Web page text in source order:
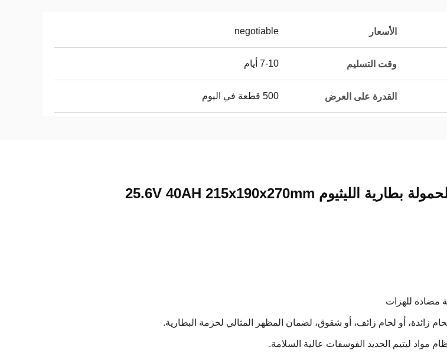
الأسعار negotiable
وقت التسليم 7-10 أيام
القدرة على العرض 500 قطعة في اليوم